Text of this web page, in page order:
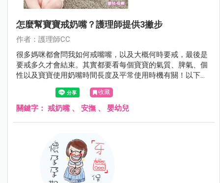
怎麼幫寶寶戒奶嘴？護理師提供3撇步
作者：護理師CC
很多媽咪都會問我如何戒嘴嘴，以及大概何時要戒，最後是
要戒多久才會結束。其實都要看每個寶寶的氣質、脾氣、個
性以及寶寶使用奶嘴時間長度及平常使用時機有關！以下是
我戒奶嘴的方式，提供大家參考，但就是當參考，爸比媽咪
們還是要試著找出適合自己寶貝戒嘴嘴方式哦~
收藏
關鍵字： 戒奶嘴、 安撫 、 嬰幼兒